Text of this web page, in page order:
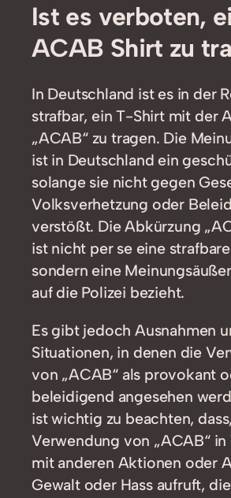
Ist es verboten,
ACAB Shirt zu
In Deutschland ist es in der
strafbar, ein T-Shirt mit der
„ACAB“ zu tragen. Die
ist in Deutschland ein
solange sie nicht gegen
Volksverhetzung oder
verstößt. Die Abkürzung
ist nicht per se eine
sondern eine
auf die Polizei bezieht.
Es gibt jedoch Ausnahmen
Situationen, in denen die
von „ACAB“ als provokant
beleidigend angesehen
ist wichtig zu beachten,
Verwendung von „ACAB“
mit anderen Aktionen oder
Gewalt oder Hass aufruft,